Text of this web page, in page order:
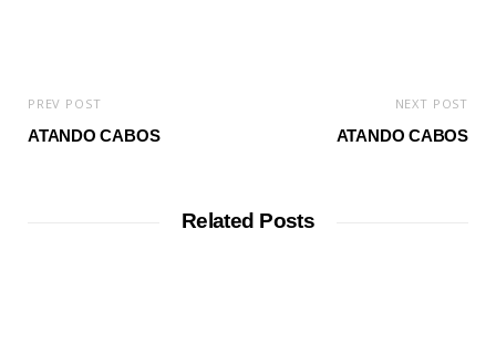
PREV POST
ATANDO CABOS
NEXT POST
ATANDO CABOS
Related Posts